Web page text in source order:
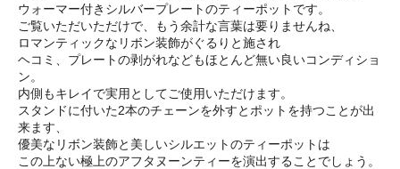
ウォーマー付きシルバープレートのティーポットです。
ご覧いただいただけで、もう余計な言葉は要りませんね、
ロマンティックなリボン装飾がぐるりと施され
ヘコミ、プレートの剥がれなどもほとんど無い良いコンディショ
ン。
内側もキレイで実用としてご使用いただけます。
スタンドに付いた2本のチェーンを外すとポットを持つことが出
来ます、
優美なリボン装飾と美しいシルエットのティーポットは
この上ない極上のアフタヌーンティーを演出することでしょう。